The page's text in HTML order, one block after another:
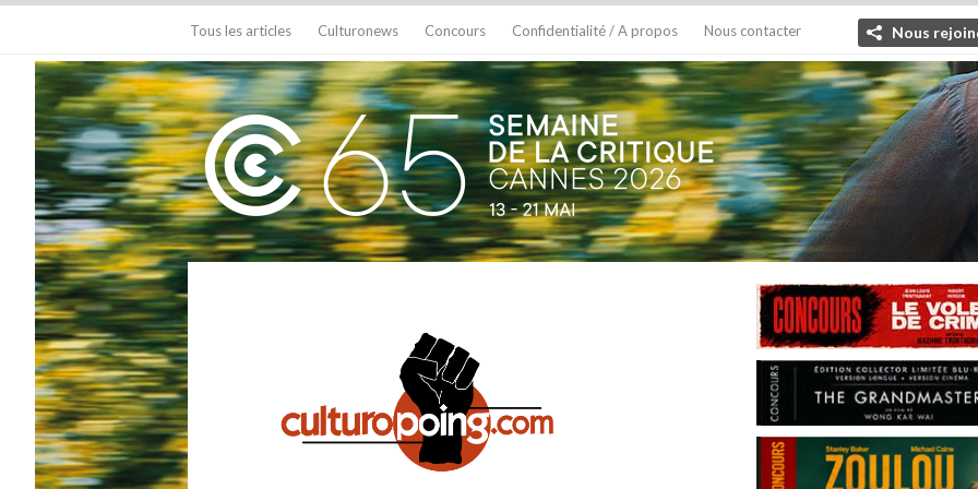
Tous les articles Culturonews Concours Confidentialité / A propos Nous contacter Nous